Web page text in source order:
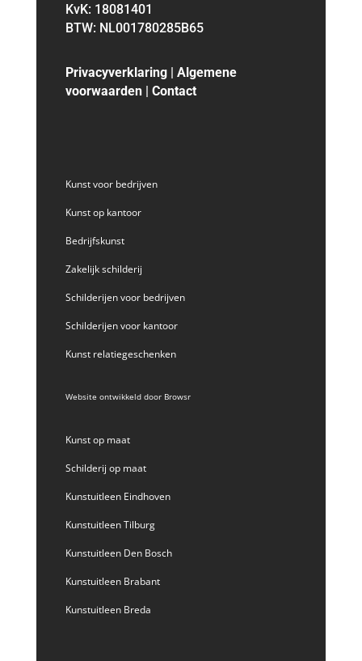
KvK: 18081401
BTW: NL001780285B65
Privacyverklaring| Algemene
voorwaarden| Contact
Kunst voor bedrijven
Kunst op kantoor
Bedrijfskunst
Zakelijk schilderij
Schilderijen voor bedrijven
Schilderijen voor kantoor
Kunst relatiegeschenken
Website ontwikkeld door Browsr
Kunst op maat
Schilderij op maat
Kunstuitleen Eindhoven
Kunstuitleen Tilburg
Kunstuitleen Den Bosch
Kunstuitleen Brabant
Kunstuitleen Breda